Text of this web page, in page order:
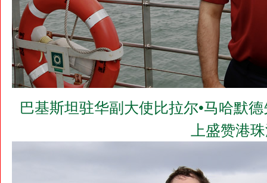
巴基斯坦驻华副大使比拉尔•马哈默
上盛赞港